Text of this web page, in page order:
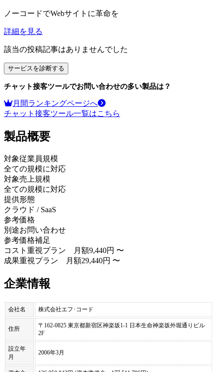
ノーコードでWebサイトに革命を
詳細を見る
該当の投稿記事はありませんでした
サービスを診断する
チャット接客ツールでお問い合わせの多い製品は？
月間ランキングページへ
チャット接客ツール一覧はこちら
製品概要
対象従業員規模
全ての規模に対応
対象売上規模
全ての規模に対応
提供形態
クラウド / SaaS
参考価格
別途お問い合わせ
参考価格補足
コスト重視プラン 月額9,440円 〜
成果重視プラン 月額29,440円 〜
企業情報
会社名 株式会社エフ･コード
住所
〒162-0825 東京都新宿区神楽坂1-1 日本生命神楽坂外堀通りビル
2F
設立年
月
2006年3月